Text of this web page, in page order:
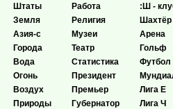
Штаты
Земля
Азия-с
Города
Вода
Огонь
Воздух
Природы
Работа
Религия
Музеи
Театр
Статистика
Президент
Премьер
Губернатор
:Ш -
Шахтёр
Арена
Гольф
Футбол
Лига Е
Лига Ч